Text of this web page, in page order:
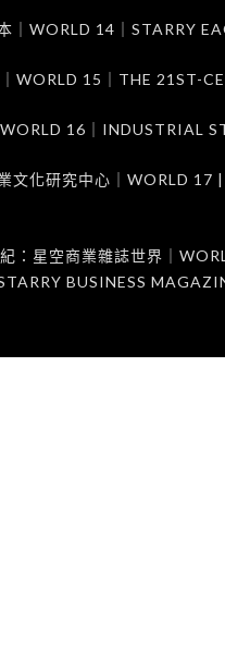
｜WORLD 14｜STARRY
WORLD 15｜THE 21ST-
16｜INDUSTRIAL
文化研究中心｜WORLD
：星空商業雜誌世界｜
BUSINESS